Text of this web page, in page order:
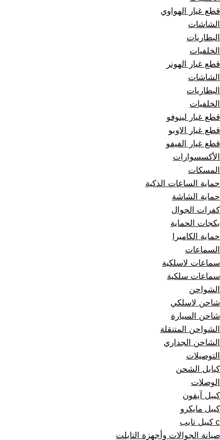
قطع غيار الهواوي
الشاشات
البطاريات
الخلفيات
قطع غيار الهونر
الشاشات
البطاريات
الخلفيات
قطع غيار لينوفو
قطع غيار الاوبو
قطع غيار الفيفو
الأكسسوارات
المسكات
حماية الساعات الذكية
حماية الشاشة
كفرات الجوال
بكجات الحماية
حماية الكاميرا
السماعات
سماعات لاسلكية
سماعات سلكية
الشواحن
شاحن لاسلكي
شاحن السيارة
الشواحن المتنقلة
الشاحن الجداري
التوصيلات
كيابل الشحن
الوصلات
كيبل آيفون
كيبل مايكرو
c كيبل تايب
صيانة الجوالات وأجهزة التابلت